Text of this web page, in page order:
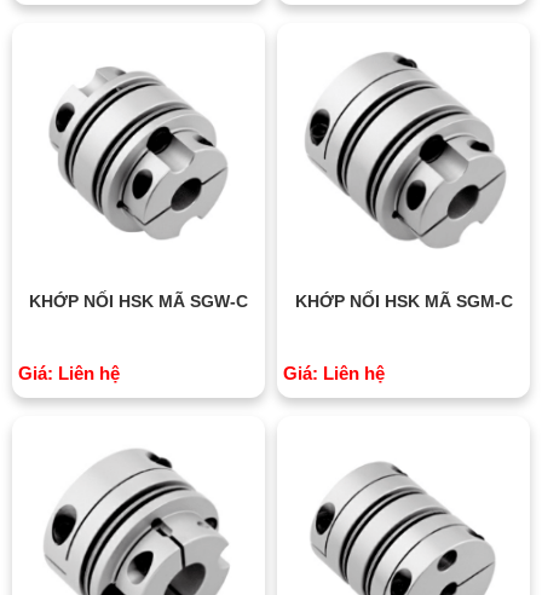
KHỚP NỐI HSK MÃ SGW-C
Giá: Liên hệ
KHỚP NỐI HSK MÃ SGM-C
Giá: Liên hệ